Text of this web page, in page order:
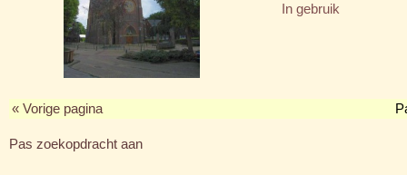
In gebruik
« Vorige pagina
Pas zoekopdracht aan